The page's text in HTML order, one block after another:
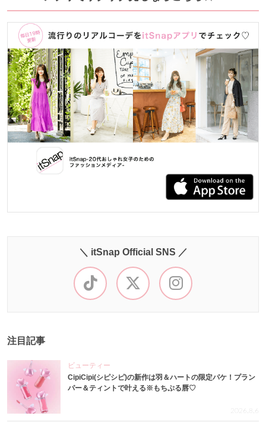
＼ itSnap Official SNS ／
注目記事
ビューティー
CipiCipi(シピシピ)の新作は羽＆ハートの限定パケ！プラン
パー＆ティントで叶える※もちぷる唇♡
2026.8.6